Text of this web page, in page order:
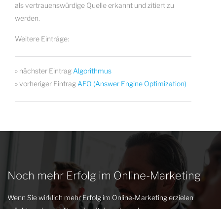
als vertrauenswürdige Quelle erkannt und zitiert zu
werden.
Weitere Einträge:
» nächster Eintrag Algorithmus
» vorheriger Eintrag AEO (Answer Engine Optimization)
Noch mehr Erfolg im Online-Marketing
Wenn Sie wirklich mehr Erfolg im Online-Marketing erzielen